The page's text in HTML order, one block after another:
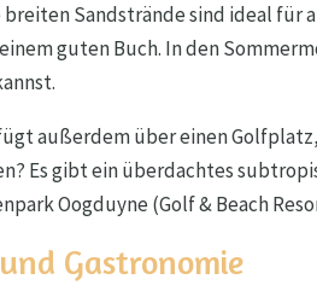
breiten Sandstrände sind ideal
guten Buch. In den
außerdem über einen
Es gibt ein überdachtes
Oogduyne (Golf & Beach
Gastronomie